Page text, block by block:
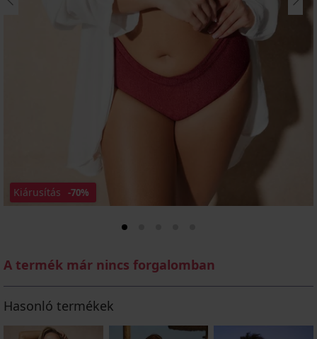
Kiárusítás -70%
A termék már nincs forgalomban
Hasonló termékek